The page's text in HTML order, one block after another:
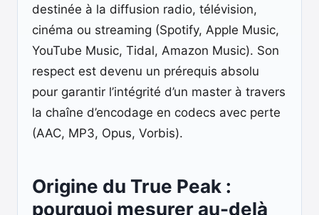
destinée à la diffusion radio, télévision,
cinéma ou streaming (Spotify, Apple Music,
YouTube Music, Tidal, Amazon Music). Son
respect est devenu un prérequis absolu
pour garantir l’intégrité d’un master à travers
la chaîne d’encodage en codecs avec perte
(AAC, MP3, Opus, Vorbis).
Origine du True Peak :
pourquoi mesurer au-delà